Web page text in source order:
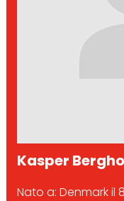
Kasper
Nato a: Denmark il